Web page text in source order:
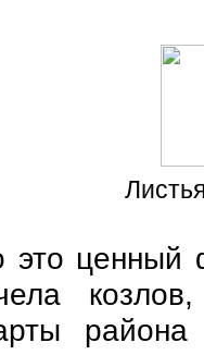
это ценный